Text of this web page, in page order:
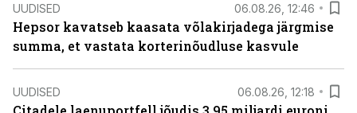
UUDISED 06.08.26, 12:46
Hepsor kavatseb kaasata võlakirjadega järgmise
summa, et vastata korterinõudluse kasvule
UUDISED 06.08.26, 12:18